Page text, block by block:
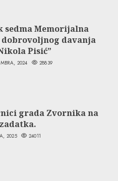
sedma Memorijalna
davanja
Pisić”
2024 28839
grada Zvornika na
2025 24011